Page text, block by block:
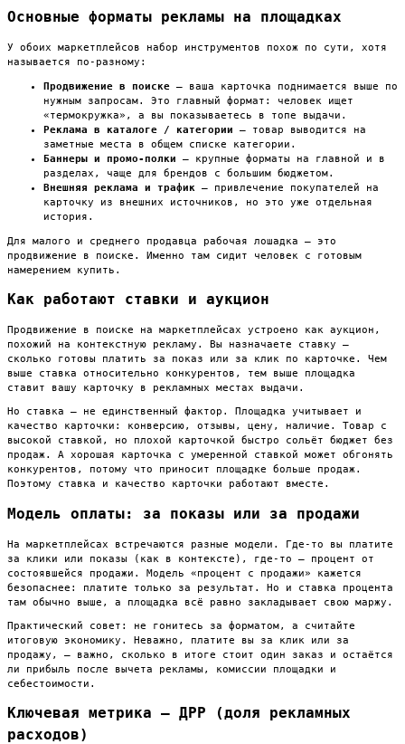
Основные форматы рекламы на площадках
У обоих маркетплейсов набор инструментов похож по сути, хотя
называется по-разному:
Продвижение в поиске — ваша карточка поднимается выше по
нужным запросам. Это главный формат: человек ищет
«термокружка», а вы показываетесь в топе выдачи.
Реклама в каталоге / категории — товар выводится на
заметные места в общем списке категории.
Баннеры и промо-полки — крупные форматы на главной и в
разделах, чаще для брендов с большим бюджетом.
Внешняя реклама и трафик — привлечение покупателей на
карточку из внешних источников, но это уже отдельная
история.
Для малого и среднего продавца рабочая лошадка — это
продвижение в поиске. Именно там сидит человек с готовым
намерением купить.
Как работают ставки и аукцион
Продвижение в поиске на маркетплейсах устроено как аукцион,
похожий на контекстную рекламу. Вы назначаете ставку —
сколько готовы платить за показ или за клик по карточке. Чем
выше ставка относительно конкурентов, тем выше площадка
ставит вашу карточку в рекламных местах выдачи.
Но ставка — не единственный фактор. Площадка учитывает и
качество карточки: конверсию, отзывы, цену, наличие. Товар с
высокой ставкой, но плохой карточкой быстро сольёт бюджет без
продаж. А хорошая карточка с умеренной ставкой может обгонять
конкурентов, потому что приносит площадке больше продаж.
Поэтому ставка и качество карточки работают вместе.
Модель оплаты: за показы или за продажи
На маркетплейсах встречаются разные модели. Где-то вы платите
за клики или показы (как в контексте), где-то — процент от
состоявшейся продажи. Модель «процент с продажи» кажется
безопаснее: платите только за результат. Но и ставка процента
там обычно выше, а площадка всё равно закладывает свою маржу.
Практический совет: не гонитесь за форматом, а считайте
итоговую экономику. Неважно, платите вы за клик или за
продажу, — важно, сколько в итоге стоит один заказ и остаётся
ли прибыль после вычета рекламы, комиссии площадки и
себестоимости.
Ключевая метрика — ДРР (доля рекламных
расходов)